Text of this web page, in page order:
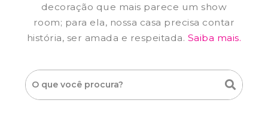
decoração que mais parece um show
room; para ela, nossa casa precisa contar
história, ser amada e respeitada. Saiba mais.